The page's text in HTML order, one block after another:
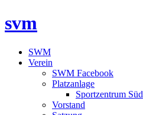
svm
SWM
Verein
SWM Facebook
Platzanlage
Sportzentrum Süd
Vorstand